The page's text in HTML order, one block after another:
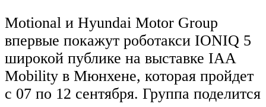
Motional и Hyundai Motor Group
впервые покажут роботакси IONIQ 5
широкой публике на выставке IAA
Mobility в Мюнхене, которая пройдет
с 07 по 12 сентября. Группа поделится